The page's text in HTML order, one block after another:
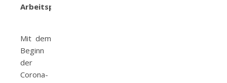
Arbeitsplatz.
Mit dem
Beginn
der
Corona-